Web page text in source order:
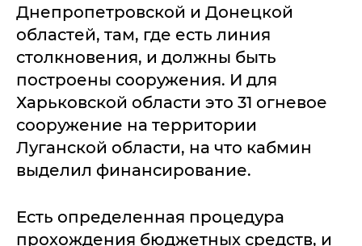
Днепропетровской и Донецкой
областей, там, где есть линия
столкновения, и должны быть
построены сооружения. И для
Харьковской области это 31 огневое
сооружение на территории
Луганской области, на что кабмин
выделил финансирование.
Есть определенная процедура
прохождения бюджетных средств, и